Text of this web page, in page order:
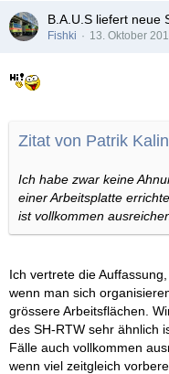
B.A.U.S liefert neue
Fishki 13. Oktober
Zitat von Patrik
Ich habe zwar keine
einer Arbeitsplatte
ist vollkommen
Ich vertrete die
wenn man sich
grössere Arbeitsflächen.
des SH-RTW sehr ähnlich
Fälle auch vollkommen
wenn viel zeitgleich